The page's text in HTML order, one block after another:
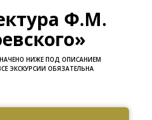
Ф.М.
НИЖЕ ПОД ОПИСАНИЕМ
ЭКСКУРСИИ ОБЯЗАТЕЛЬНА
#zapis